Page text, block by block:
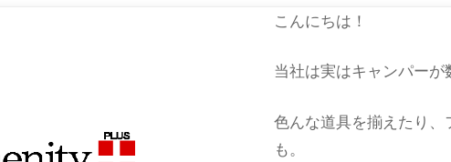
こんにちは！
当社は実はキャンパーが
色んな道具を揃えたり
も。